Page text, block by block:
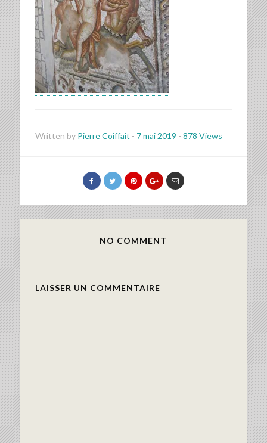
Written by Pierre Coiffait - 7 mai 2019 - 878 Views
NO COMMENT
LAISSER UN COMMENTAIRE